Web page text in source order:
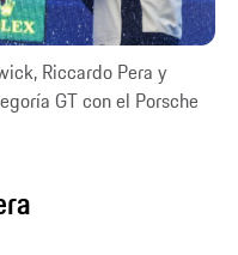
Riccardo Pera y
GT con el Porsche